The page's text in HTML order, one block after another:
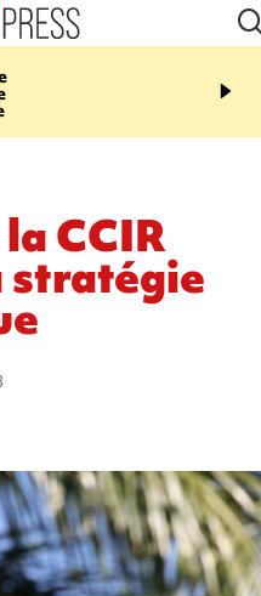
20:44
rouée de coups,
CCIR
stratégie